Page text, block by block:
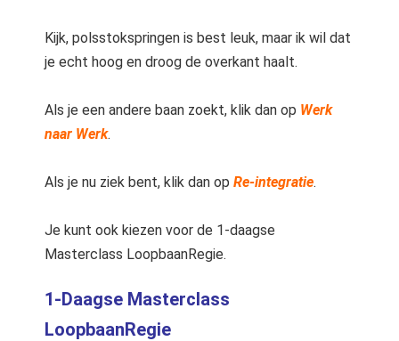
Kijk, polsstokspringen is best leuk, maar ik wil dat
je echt hoog en droog de overkant haalt.
Als je een andere baan zoekt, klik dan op Werk
naar Werk.
Als je nu ziek bent, klik dan op Re-integratie.
Je kunt ook kiezen voor de 1-daagse
Masterclass LoopbaanRegie.
1-Daagse Masterclass
LoopbaanRegie